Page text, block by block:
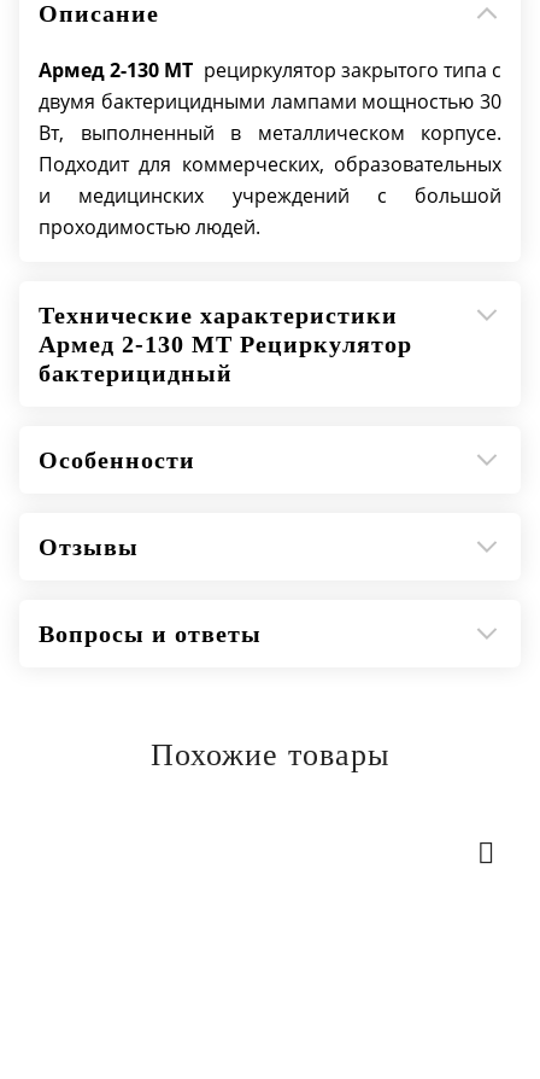
Категории помещений - Жилые помещения, I,
II, III, IV, V
Тип облучателя - Закрытый
Тип цоколя лампы - G13
Наличие индикатора наработки ламп - да
Наличие таймера времени работы - да
Описание
Армед2-130 МТ рециркулятор закрытого типа с
двумя бактерицидными лампами мощностью 30
Вт, выполненный в металлическом корпусе.
Подходит для коммерческих, образовательных
и медицинских учреждений с большой
проходимостью людей.
Технические характеристики
Армед 2-130 МТ Рециркулятор
бактерицидный
Особенности
Отзывы
Вопросы и ответы
Похожие товары